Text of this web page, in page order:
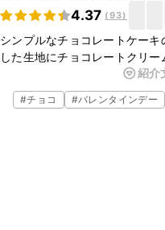
4.37 (93)
シンプルなチョコレートケー
した生地にチョコレートクリ
はラム酒を加えることで、少
もおいしくお召し上がりいた
んだり、トッピングするとア
紹介
#チョコ #バレンタインデー